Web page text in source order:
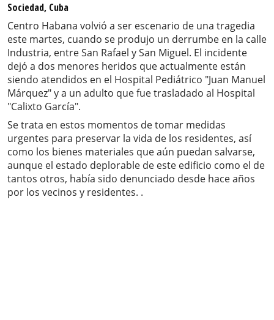
Sociedad, Cuba
Centro Habana volvió a ser escenario de una tragedia
este martes, cuando se produjo un derrumbe en la calle
Industria, entre San Rafael y San Miguel. El incidente
dejó a dos menores heridos que actualmente están
siendo atendidos en el Hospital Pediátrico "Juan Manuel
Márquez" y a un adulto que fue trasladado al Hospital
"Calixto García".
Se trata en estos momentos de tomar medidas
urgentes para preservar la vida de los residentes, así
como los bienes materiales que aún puedan salvarse,
aunque el estado deplorable de este edificio como el de
tantos otros, había sido denunciado desde hace años
por los vecinos y residentes. .